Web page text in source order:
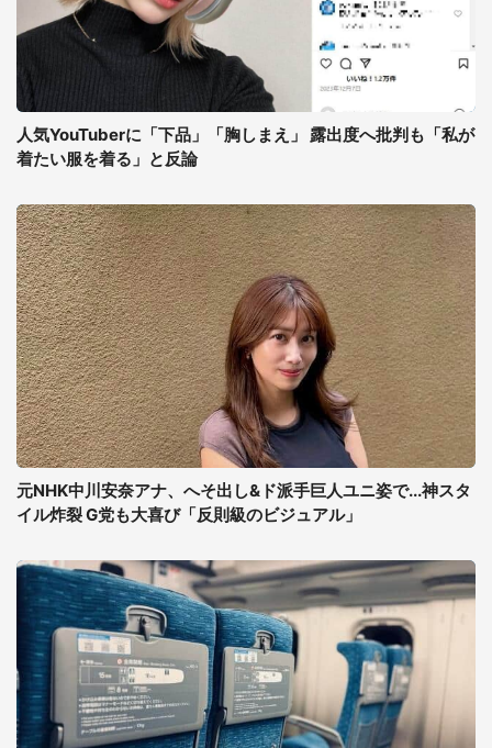
人気YouTuberに「下品」「胸しまえ」 露出度へ批判も「私が
着たい服を着る」と反論
元NHK中川安奈アナ、へそ出し&ド派手巨人ユニ姿で...神スタ
イル炸裂 G党も大喜び「反則級のビジュアル」